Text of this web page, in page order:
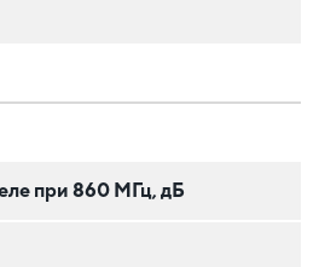
при 860 МГц, дБ